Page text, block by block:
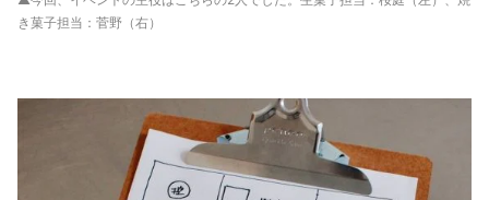
き菓子担当：菅野（右）